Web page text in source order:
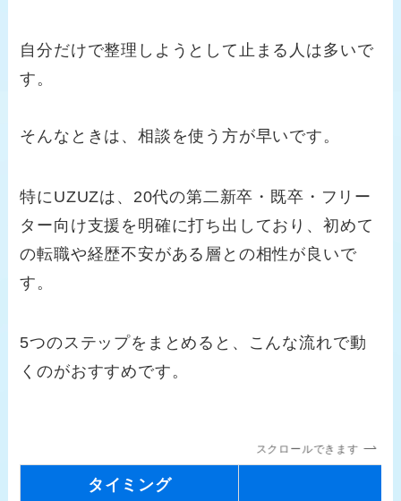
自分だけで整理しようとして止まる人は多いで
す。
そんなときは、相談を使う方が早いです。
特にUZUZは、20代の第二新卒・既卒・フリー
ター向け支援を明確に打ち出しており、初めて
の転職や経歴不安がある層との相性が良いで
す。
5つのステップをまとめると、こんな流れで動
くのがおすすめです。
スクロールできます
タイミング